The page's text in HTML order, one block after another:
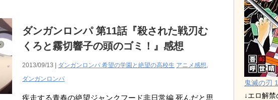
ダンガンロンパ 第11話『殺された戦刃む
くろと霧切響子の頭のゴミ！』感想
2013/09/13 | ダンガンロンパ 希望の学園と絶望の高校生 アニメ感想,
ダンガンロンパ
疾走する青春の絶望ジャンクフード非日常編 死んだと思
鬼滅の刃
↓エロ解